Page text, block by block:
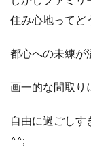
住み心地ってど
都心への未練が
画一的な間取り
自由に過ごしす
^^;